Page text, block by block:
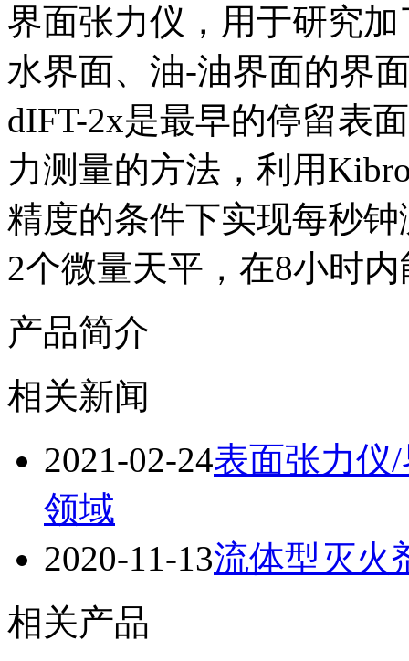
界面张力仪，用于研究
水界面、油-油界面的界
dIFT-2x是最早的停留表
力测量的方法，利用
精度的条件下实现每秒
2个微量天平，在8小时
产品简介
相关新闻
2021-02-24表面张力仪
领域
2020-11-13流体型灭火
相关产品